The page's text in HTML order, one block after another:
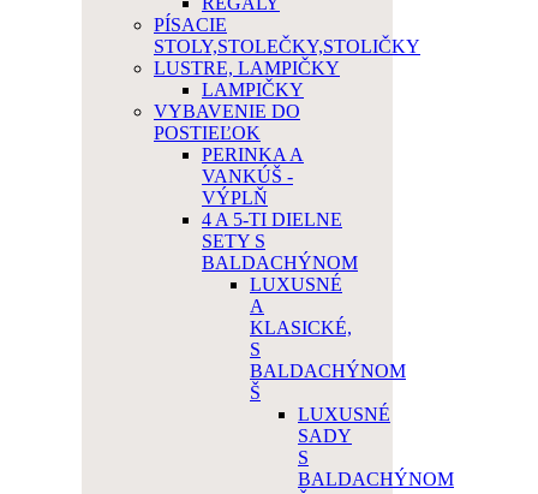
PÍSACIE
STOLY,STOLEČKY,STOLIČKY
LUSTRE, LAMPIČKY
LAMPIČKY
VYBAVENIE DO
POSTIEĽOK
PERINKA A
VANKÚŠ -
VÝPLŇ
4 A 5-TI DIELNE
SETY S
BALDACHÝNOM
LUXUSNÉ
A
KLASICKÉ,
S
BALDACHÝNOM
Š
LUXUSNÉ
SADY
S
BALDACHÝNOM